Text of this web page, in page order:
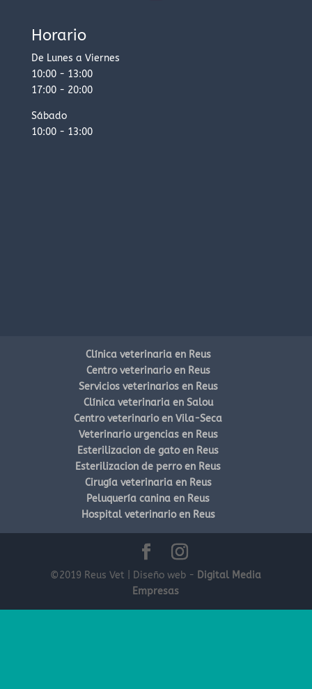
Horario
De Lunes a Viernes
10:00 - 13:00
17:00 - 20:00
Sábado
10:00 - 13:00
Clínica veterinaria en Reus
Centro veterinario en Reus
Servicios veterinarios en Reus
Clínica veterinaria en Salou
Centro veterinario en Vila-Seca
Veterinario urgencias en Reus
Esterilizacion de gato en Reus
Esterilizacion de perro en Reus
Cirugía veterinaria en Reus
Peluquería canina en Reus
Hospital veterinario en Reus
©2019 Reus Vet | Diseño web - Digital Media
Empresas